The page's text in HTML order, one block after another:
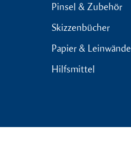
Pinsel & Zubehör
Skizzenbücher
Papier & Leinwände
Hilfsmittel